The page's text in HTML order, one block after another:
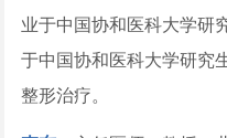
业于中国协和医科大学研
于中国协和医科大学研究
整形治疗。